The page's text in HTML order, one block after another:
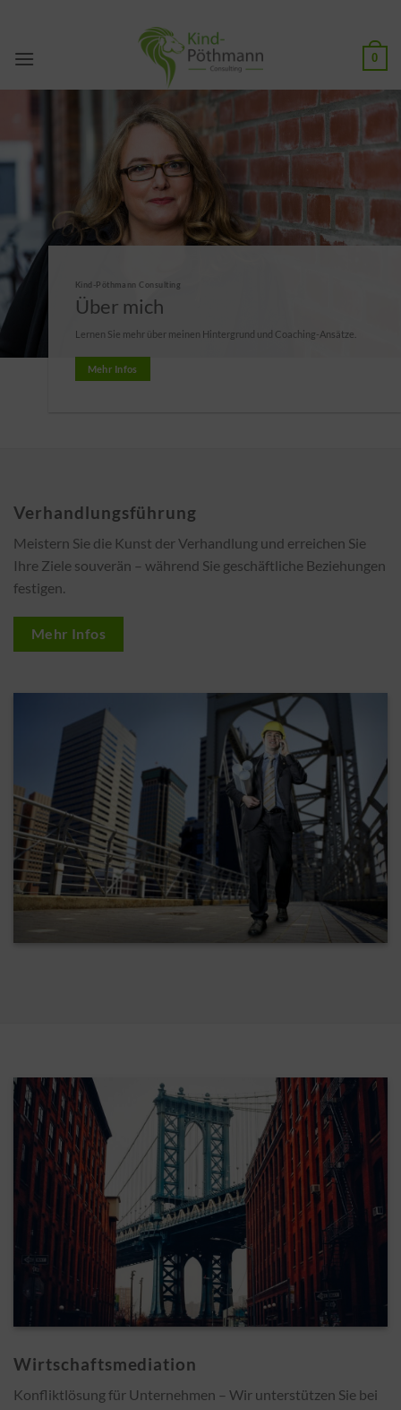
springen
0
Kind-Pöthmann Consulting
Über mich
Lernen Sie mehr über meinen Hintergrund und Coaching-Ansätze.
Mehr Infos
Verhandlungsführung
Meistern Sie die Kunst der Verhandlung und erreichen Sie
Ihre Ziele souverän – während Sie geschäftliche Beziehungen
festigen.
Mehr Infos
Wirtschaftsmediation
Konfliktlösung für Unternehmen – Wir unterstützen Sie bei